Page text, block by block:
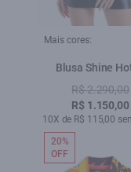
Mais cores:
Blusa Shine
Ruching Vinho
R$ 2.290,00
R$ 1.150,00
10X de R$ 115,00
20%
OFF